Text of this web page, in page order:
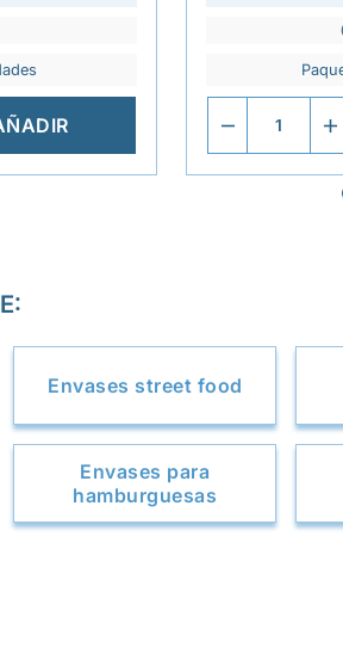
Envases street food
Envases para
hamburguesas